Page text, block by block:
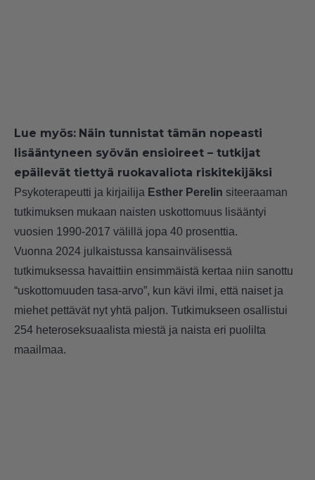
Lue myös: Näin tunnistat tämän nopeasti
lisääntyneen syövän ensioireet – tutkijat
epäilevät tiettyä ruokavaliota riskitekijäksi
Psykoterapeutti ja kirjailija Esther Perelin siteeraaman
tutkimuksen mukaan naisten uskottomuus lisääntyi
vuosien 1990-2017 välillä jopa 40 prosenttia.
Vuonna 2024 julkaistussa kansainvälisessä
tutkimuksessa havaittiin ensimmäistä kertaa niin sanottu
“uskottomuuden tasa-arvo”, kun kävi ilmi, että naiset ja
miehet pettävät nyt yhtä paljon. Tutkimukseen osallistui
254 heteroseksuaalista miestä ja naista eri puolilta
maailmaa.